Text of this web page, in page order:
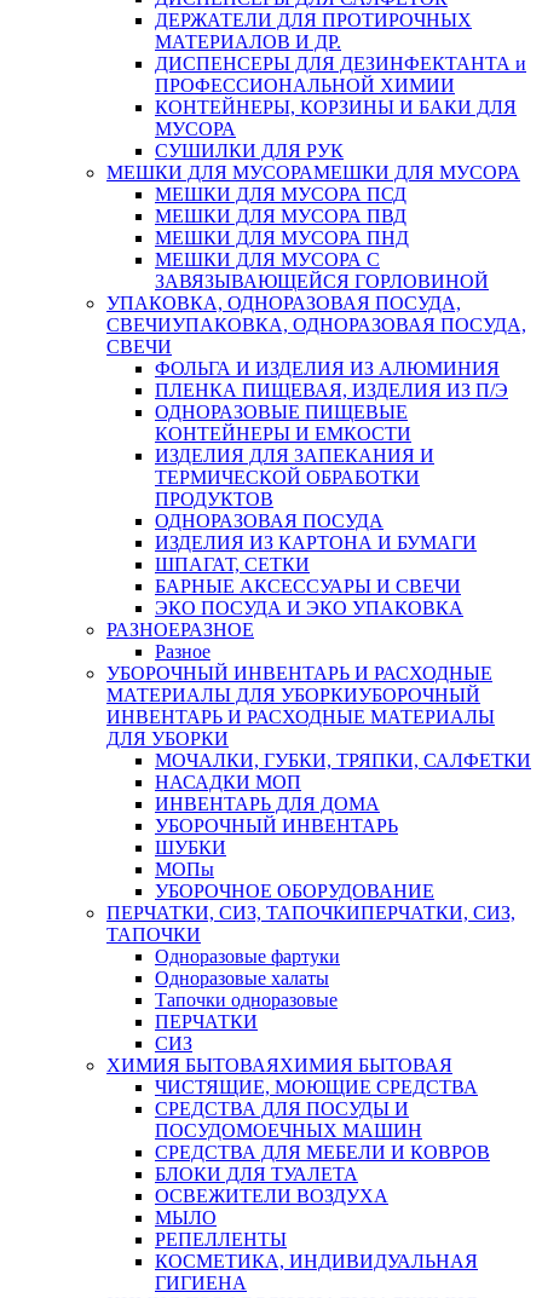
ДЕРЖАТЕЛИ ДЛЯ ПРОТИРОЧНЫХ
МАТЕРИАЛОВ И ДР.
ДИСПЕНСЕРЫ ДЛЯ ДЕЗИНФЕКТАНТА и
ПРОФЕССИОНАЛЬНОЙ ХИМИИ
КОНТЕЙНЕРЫ, КОРЗИНЫ И БАКИ ДЛЯ
МУСОРА
СУШИЛКИ ДЛЯ РУК
МЕШКИ ДЛЯ МУСОРАМЕШКИ ДЛЯ МУСОРА
МЕШКИ ДЛЯ МУСОРА ПСД
МЕШКИ ДЛЯ МУСОРА ПВД
МЕШКИ ДЛЯ МУСОРА ПНД
МЕШКИ ДЛЯ МУСОРА С
ЗАВЯЗЫВАЮЩЕЙСЯ ГОРЛОВИНОЙ
УПАКОВКА, ОДНОРАЗОВАЯ ПОСУДА,
СВЕЧИУПАКОВКА, ОДНОРАЗОВАЯ ПОСУДА,
СВЕЧИ
ФОЛЬГА И ИЗДЕЛИЯ ИЗ АЛЮМИНИЯ
ПЛЕНКА ПИЩЕВАЯ, ИЗДЕЛИЯ ИЗ П/Э
ОДНОРАЗОВЫЕ ПИЩЕВЫЕ
КОНТЕЙНЕРЫ И ЕМКОСТИ
ИЗДЕЛИЯ ДЛЯ ЗАПЕКАНИЯ И
ТЕРМИЧЕСКОЙ ОБРАБОТКИ
ПРОДУКТОВ
ОДНОРАЗОВАЯ ПОСУДА
ИЗДЕЛИЯ ИЗ КАРТОНА И БУМАГИ
ШПАГАТ, СЕТКИ
БАРНЫЕ АКСЕССУАРЫ И СВЕЧИ
ЭКО ПОСУДА И ЭКО УПАКОВКА
РАЗНОЕРАЗНОЕ
Разное
УБОРОЧНЫЙ ИНВЕНТАРЬ И РАСХОДНЫЕ
МАТЕРИАЛЫ ДЛЯ УБОРКИУБОРОЧНЫЙ
ИНВЕНТАРЬ И РАСХОДНЫЕ МАТЕРИАЛЫ
ДЛЯ УБОРКИ
МОЧАЛКИ, ГУБКИ, ТРЯПКИ, САЛФЕТКИ
НАСАДКИ МОП
ИНВЕНТАРЬ ДЛЯ ДОМА
УБОРОЧНЫЙ ИНВЕНТАРЬ
ШУБКИ
МОПы
УБОРОЧНОЕ ОБОРУДОВАНИЕ
ПЕРЧАТКИ, СИЗ, ТАПОЧКИПЕРЧАТКИ, СИЗ,
ТАПОЧКИ
Одноразовые фартуки
Одноразовые халаты
Тапочки одноразовые
ПЕРЧАТКИ
СИЗ
ХИМИЯ БЫТОВАЯХИМИЯ БЫТОВАЯ
ЧИСТЯЩИЕ, МОЮЩИЕ СРЕДСТВА
СРЕДСТВА ДЛЯ ПОСУДЫ И
ПОСУДОМОЕЧНЫХ МАШИН
СРЕДСТВА ДЛЯ МЕБЕЛИ И КОВРОВ
БЛОКИ ДЛЯ ТУАЛЕТА
ОСВЕЖИТЕЛИ ВОЗДУХА
МЫЛО
РЕПЕЛЛЕНТЫ
КОСМЕТИКА, ИНДИВИДУАЛЬНАЯ
ГИГИЕНА